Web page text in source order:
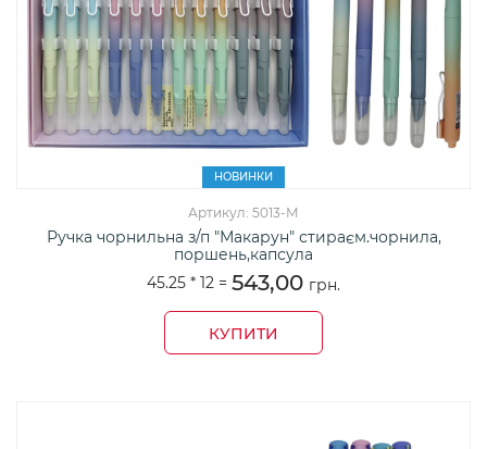
НОВИНКИ
Артикул: 5013-М
Ручка чорнильна з/п "Макарун" стираєм.чорнила,
поршень,капсула
45.25 * 12 = 543,00 грн.
КУПИТИ